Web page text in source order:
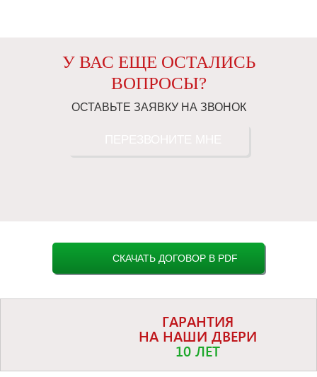
У ВАС ЕЩЕ ОСТАЛИСЬ
ВОПРОСЫ?
ОСТАВЬТЕ ЗАЯВКУ НА ЗВОНОК
СКАЧАТЬ ДОГОВОР В PDF
ГАРАНТИЯ
НА НАШИ ДВЕРИ
10 ЛЕТ